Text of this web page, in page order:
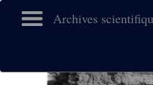
Archives